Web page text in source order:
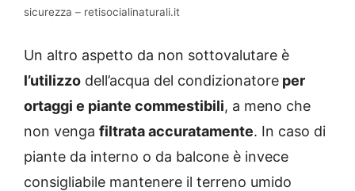
sicurezza – retisocialinaturali.it
Un altro aspetto da non sottovalutare è
l’utilizzo dell’acqua del condizionatore per
ortaggi e piante commestibili, a meno che
non venga filtrata accuratamente. In caso di
piante da interno o da balcone è invece
consigliabile mantenere il terreno umido